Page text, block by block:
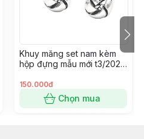
Khuy măng set nam kèm
hộp đựng mẫu mới t3/2024
150.000đ
Chọn mua